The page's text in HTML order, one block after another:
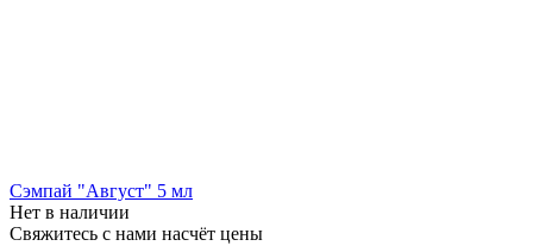
Сэмпай "Август" 5 мл
Нет в наличии
Свяжитесь с нами насчёт цены